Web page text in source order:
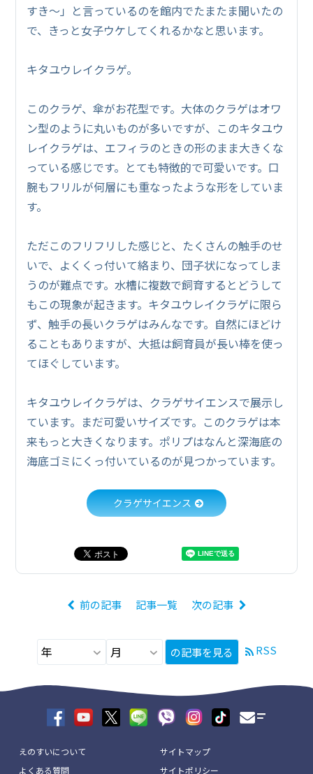
すき～」と言っているのを館内でたまたま聞いたの
で、きっと女子ウケしてくれるかなと思います。
キタユウレイクラゲ。
このクラゲ、傘がお花型です。大体のクラゲはオワ
ン型のように丸いものが多いですが、このキタユウ
レイクラゲは、エフィラのときの形のまま大きくな
っている感じです。とても特徴的で可愛いです。口
腕もフリルが何層にも重なったような形をしていま
す。
ただこのフリフリした感じと、たくさんの触手のせ
いで、よくくっ付いて絡まり、団子状になってしま
うのが難点です。水槽に複数で飼育するとどうして
もこの現象が起きます。キタユウレイクラゲに限ら
ず、触手の長いクラゲはみんなです。自然にほどけ
ることもありますが、大抵は飼育員が長い棒を使っ
てほぐしています。
キタユウレイクラゲは、クラゲサイエンスで展示し
ています。まだ可愛いサイズです。このクラゲは本
来もっと大きくなります。ポリプはなんと深海底の
海底ゴミにくっ付いているのが見つかっています。
クラゲサイエンス
前の記事 記事一覧 次の記事
の記事を見る RSS
えのすいについて
よくある質問
サイトマップ
サイトポリシー